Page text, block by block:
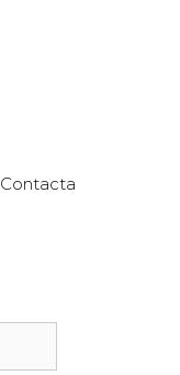
Contacta